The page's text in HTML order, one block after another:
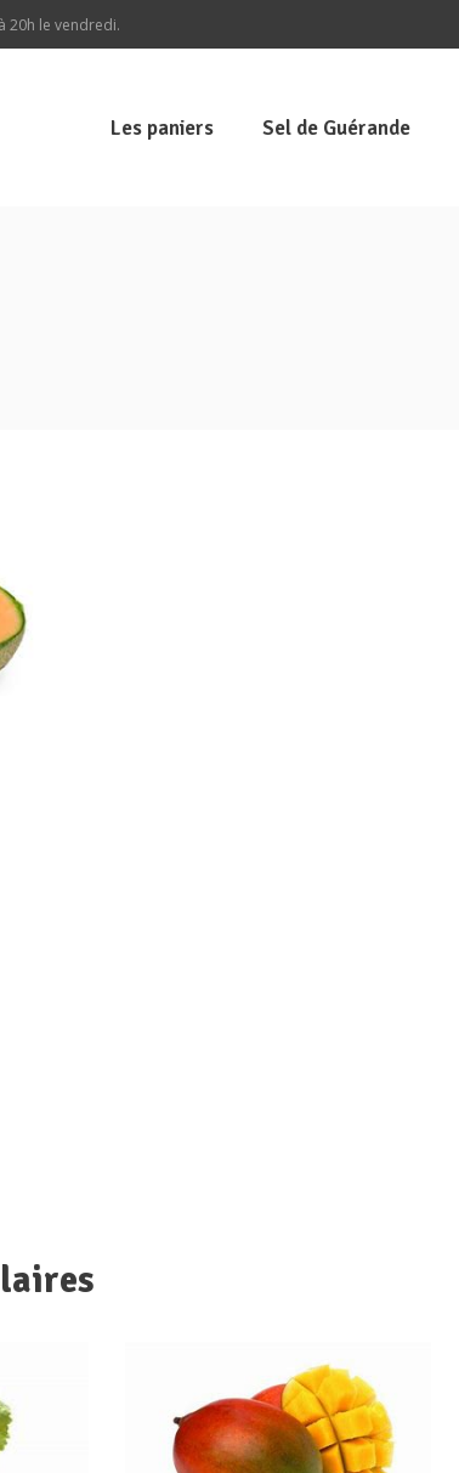
20h le vendredi.
Les paniers Sel de Guérande
AJOUTER AU PANIER